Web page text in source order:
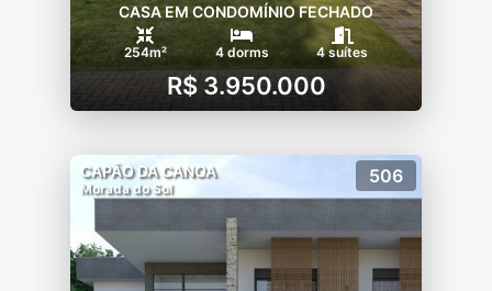
CASA EM CONDOMÍNIO FECHADO
254m² 4 dorms 4 suítes
R$ 3.950.000
CAPÃO DA CANOA
Morada do Sol
506